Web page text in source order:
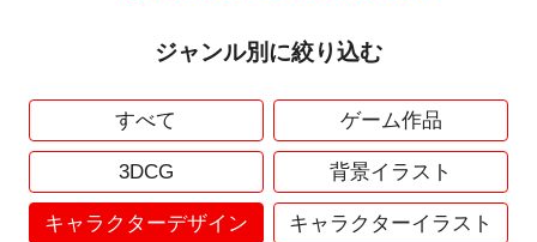
ジャンル別に絞り込む
すべて ゲーム作品
3DCG 背景イラスト
キャラクターデザイン キャラクターイラスト